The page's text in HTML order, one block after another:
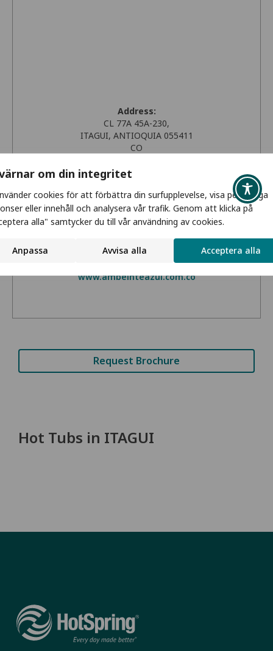
om din integritet
cookies för att förbättra din surfupplevelse, visa personliga
eller innehåll och analysera vår trafik. Genom att klicka på
alla" samtycker du till vår användning av cookies.
Anpassa Avvisa alla Acceptera alla
Address:
CL 77A 45A-230,
ITAGUI, ANTIOQUIA 055411
CO
Phone:
+011 574 444 2433
Email:
gerencia@ambienteazul.com.co
www.ambeinteazul.com.co
Request Brochure
Hot Tubs in ITAGUI